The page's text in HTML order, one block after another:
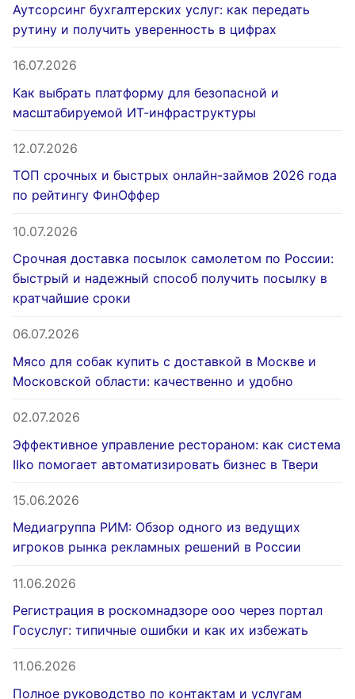
Аутсорсинг бухгалтерских услуг: как передать
рутину и получить уверенность в цифрах
16.07.2026
Как выбрать платформу для безопасной и
масштабируемой ИТ-инфраструктуры
12.07.2026
ТОП срочных и быстрых онлайн-займов 2026 года
по рейтингу ФинОффер
10.07.2026
Срочная доставка посылок самолетом по России:
быстрый и надежный способ получить посылку в
кратчайшие сроки
06.07.2026
Мясо для собак купить с доставкой в Москве и
Московской области: качественно и удобно
02.07.2026
Эффективное управление рестораном: как система
IIko помогает автоматизировать бизнес в Твери
15.06.2026
Медиагруппа РИМ: Обзор одного из ведущих
игроков рынка рекламных решений в России
11.06.2026
Регистрация в роскомнадзоре ооо через портал
Госуслуг: типичные ошибки и как их избежать
11.06.2026
Полное руководство по контактам и услугам